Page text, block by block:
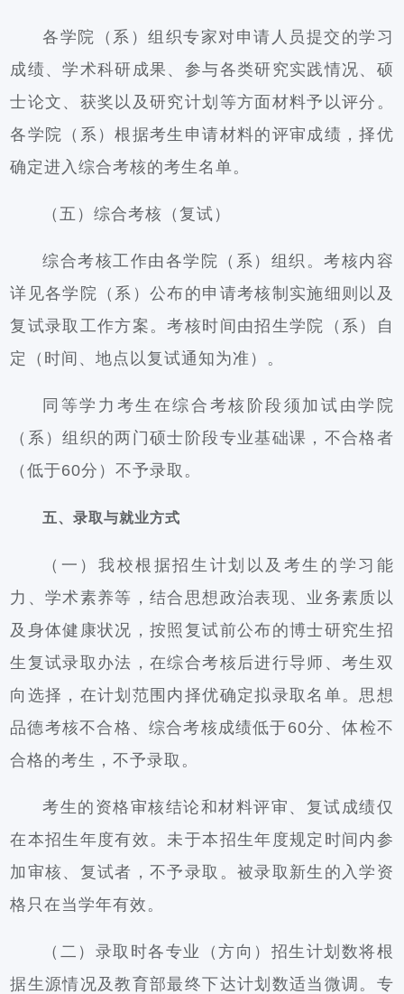
各学院（系）组织专家对申请人员提交的学习
成绩、学术科研成果、参与各类研究实践情况、硕
士论文、获奖以及研究计划等方面材料予以评分。
各学院（系）根据考生申请材料的评审成绩，择优
确定进入综合考核的考生名单。
（五）综合考核（复试）
综合考核工作由各学院（系）组织。考核内容
详见各学院（系）公布的申请考核制实施细则以及
复试录取工作方案。考核时间由招生学院（系）自
定（时间、地点以复试通知为准）。
同等学力考生在综合考核阶段须加试由学院
（系）组织的两门硕士阶段专业基础课，不合格者
（低于60分）不予录取。
五、录取与就业方式
（一）我校根据招生计划以及考生的学习能
力、学术素养等，结合思想政治表现、业务素质以
及身体健康状况，按照复试前公布的博士研究生招
生复试录取办法，在综合考核后进行导师、考生双
向选择，在计划范围内择优确定拟录取名单。思想
品德考核不合格、综合考核成绩低于60分、体检不
合格的考生，不予录取。
考生的资格审核结论和材料评审、复试成绩仅
在本招生年度有效。未于本招生年度规定时间内参
加审核、复试者，不予录取。被录取新生的入学资
格只在当学年有效。
（二）录取时各专业（方向）招生计划数将根
据生源情况及教育部最终下达计划数适当微调。专